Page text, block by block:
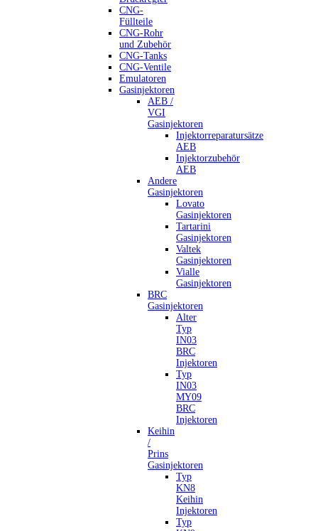
CNG-
Füllteile
CNG-Rohr
und Zubehör
CNG-Tanks
CNG-Ventile
Emulatoren
Gasinjektoren
AEB /
VGI
Gasinjektoren
Injektorreparatursätze
AEB
Injektorzubehör
AEB
Andere
Gasinjektoren
Lovato
Gasinjektoren
Tartarini
Gasinjektoren
Valtek
Gasinjektoren
Vialle
Gasinjektoren
BRC
Gasinjektoren
Alter
Typ
IN03
BRC
Injektoren
Typ
IN03
MY09
BRC
Injektoren
Keihin
/
Prins
Gasinjektoren
Typ
KN8
Keihin
Injektoren
Typ